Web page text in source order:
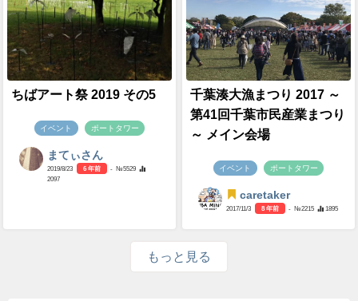
ちばアート祭 2019 その5
イベント ポートタワー
まてぃさん
2019/8/23 6 年前
- №5529
2097
千葉湊大漁まつり 2017 ～
第41回千葉市民産業まつり
～ メイン会場
イベント ポートタワー
caretaker
2017/11/3 8 年前 - №2215 1895
もっと見る